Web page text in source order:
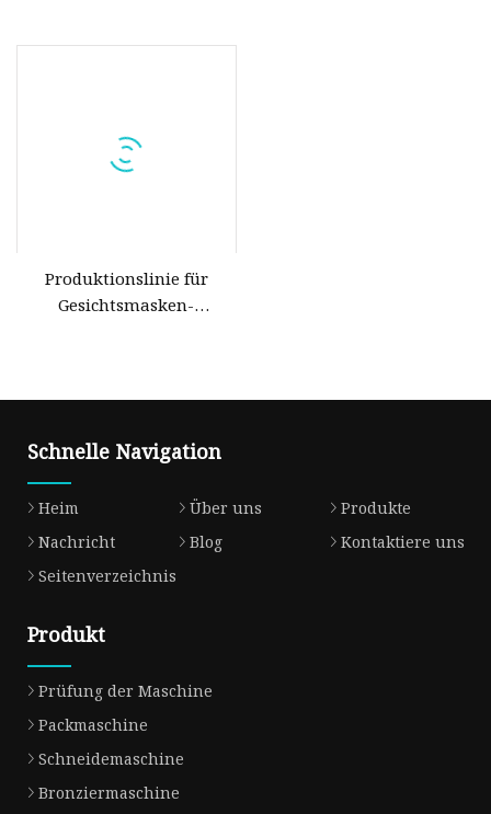
Produktionslinie für
Gesichtsmasken-
Schnelle Navigation
Heim Über uns
Produkte
Nachricht
Blog
Kontaktiere uns
Seitenverzeichnis
Produkt
Prüfung der Maschine
Packmaschine
Schneidemaschine
Bronziermaschine